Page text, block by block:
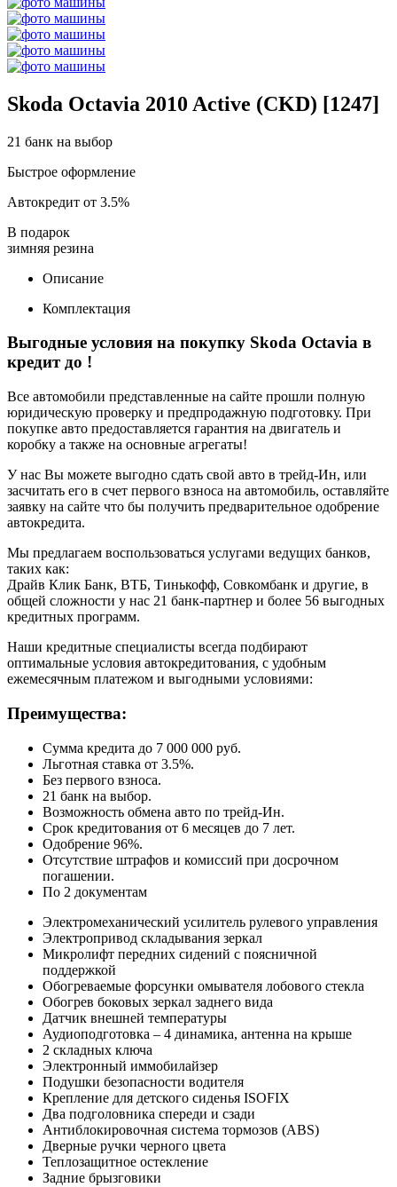
Skoda Octavia 2010 Active (CKD) [1247]
21 банк на выбор
Быстрое оформление
Автокредит от 3.5%
В подарок
зимняя резина
Описание
Комплектация
Выгодные условия на покупку Skoda Octavia в
кредит до !
Все автомобили представленные на сайте прошли полную
юридическую проверку и предпродажную подготовку. При
покупке авто предоставляется гарантия на двигатель и
коробку а также на основные агрегаты!
У нас Вы можете выгодно сдать свой авто в трейд-Ин, или
засчитать его в счет первого взноса на автомобиль, оставляйте
заявку на сайте что бы получить предварительное одобрение
автокредита.
Мы предлагаем воспользоваться услугами ведущих банков,
таких как:
Драйв Клик Банк, ВТБ, Тинькофф, Совкомбанк и другие, в
общей сложности у нас 21 банк-партнер и более 56 выгодных
кредитных программ.
Наши кредитные специалисты всегда подбирают
оптимальные условия автокредитования, с удобным
ежемесячным платежом и выгодными условиями:
Преимущества:
Сумма кредита до 7 000 000 руб.
Льготная ставка от 3.5%.
Без первого взноса.
21 банк на выбор.
Возможность обмена авто по трейд-Ин.
Срок кредитования от 6 месяцев до 7 лет.
Одобрение 96%.
Отсутствие штрафов и комиссий при досрочном
погашении.
По 2 документам
Электромеханический усилитель рулевого управления
Электропривод складывания зеркал
Микролифт передних сидений с поясничной
поддержкой
Обогреваемые форсунки омывателя лобового стекла
Обогрев боковых зеркал заднего вида
Датчик внешней температуры
Аудиоподготовка – 4 динамика, антенна на крыше
2 складных ключа
Электронный иммобилайзер
Подушки безопасности водителя
Крепление для детского сиденья ISOFIX
Два подголовника спереди и сзади
Антиблокировочная система тормозов (ABS)
Дверные ручки черного цвета
Теплозащитное остекление
Задние брызговики